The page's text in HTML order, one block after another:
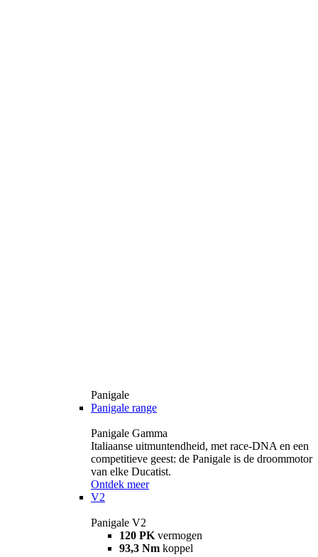
Panigale
Panigale range
Panigale Gamma
Italiaanse uitmuntendheid, met race-DNA en een
competitieve geest: de Panigale is de droommotor
van elke Ducatist.
Ontdek meer
V2
Panigale V2
120 PK vermogen
93,3 Nm koppel